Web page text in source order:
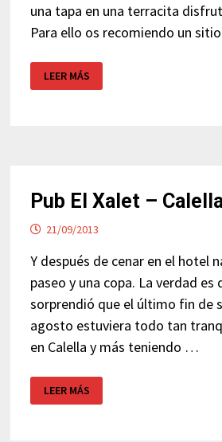
una tapa en una terracita
Para ello os recomiendo un
L’ESPINALER
–
VILASSAR
LEER MÁS
Pub El Xalet –
21/09/2013
Y después de cenar en el hotel
paseo y una copa. La verdad es
sorprendió que el último fin de
agosto estuviera todo tan
en Calella y más teniendo …
EL
XALET
LEER MÁS